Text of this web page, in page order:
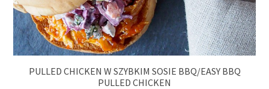
PULLED CHICKEN W SZYBKIM SOSIE BBQ/EASY BBQ
PULLED CHICKEN